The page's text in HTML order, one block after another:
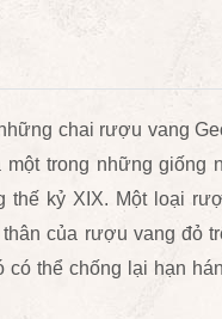
chai rượu vang
trong những giống
thế kỷ XIX. Một loại
của rượu vang đỏ
thể chống lại hạn